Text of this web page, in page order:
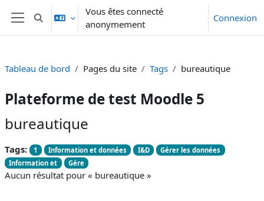
Passer au contenu principal
Panneau latéral
Activer/désactiver la saisie de recherche
Vous êtes connecté
anonymement
Connexion
Tableau de bord Pages du site Tags bureautique
Plateforme de test Moodle 5
bureautique
Tags: 1 Information et données I&D
Gérer les données
Information et
Gére
Aucun résultat pour « bureautique »